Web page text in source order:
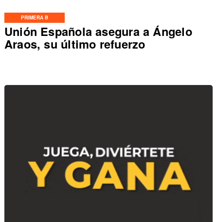
PRIMERA B
Unión Española asegura a Ángelo
Araos, su último refuerzo